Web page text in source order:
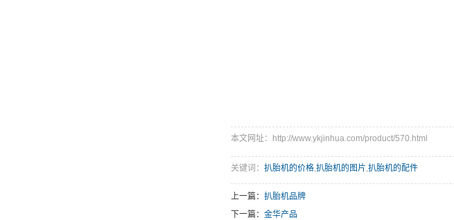
本文网址：http://www.ykjinhua.com/product/570.html
关键词： 扒胎机的价格,扒胎机的图片,扒胎机的配件
上一篇： 扒胎机品牌
下一篇： 金华产品